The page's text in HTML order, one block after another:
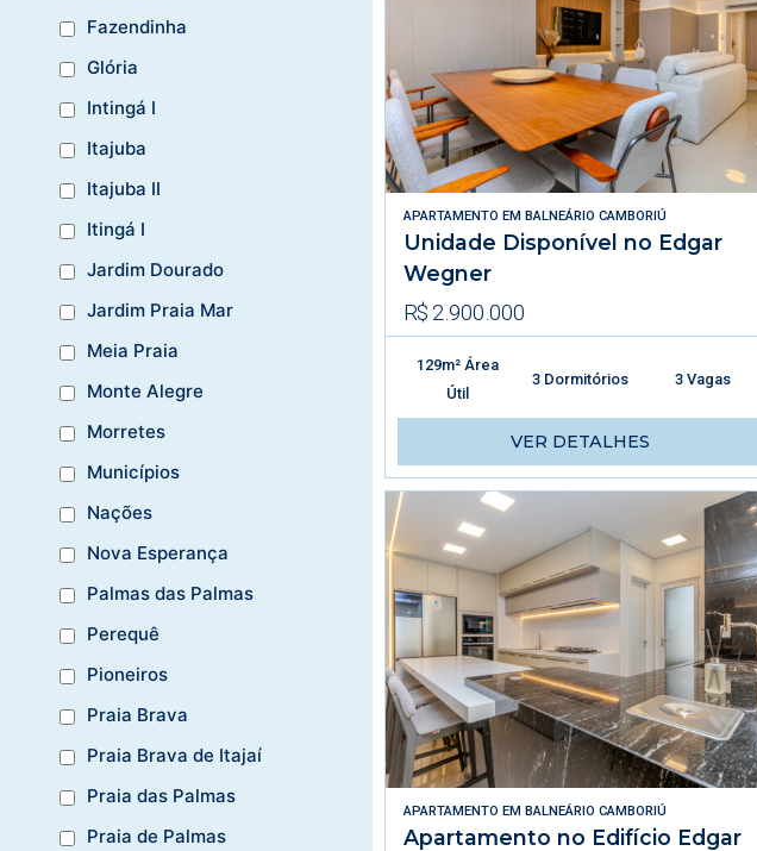
Fazendinha
Glória
Intingá I
Itajuba
Itajuba II
Itingá I
Jardim Dourado
Jardim Praia Mar
Meia Praia
Monte Alegre
Morretes
Municípios
Nações
Nova Esperança
Palmas das Palmas
Perequê
Pioneiros
Praia Brava
Praia Brava de Itajaí
Praia das Palmas
Praia de Palmas
APARTAMENTO EM BALNEÁRIO CAMBORIÚ
Unidade Disponível no Edgar
Wegner
R$ 2.900.000
129m² Área
Útil
3 Dormitórios 3 Vagas
VER DETALHES
APARTAMENTO EM BALNEÁRIO CAMBORIÚ
Apartamento no Edifício Edgar